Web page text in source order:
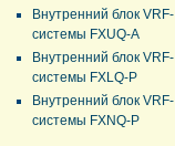
Внутренний блок VRF-
системы FXUQ-A
Внутренний блок VRF-
системы FXLQ-P
Внутренний блок VRF-
системы FXNQ-P